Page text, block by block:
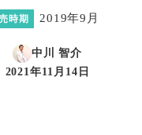
時期 2019年9月
中川 智介
投稿日
2021年11月14日